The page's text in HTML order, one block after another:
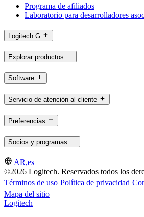
Programa de afiliados
Laboratorio para desarrolladores
Logitech G
Explorar productos
Software
Servicio de atención al cliente
Preferencias
Socios y programas
AR,es
©2026 Logitech. Reservados todos los
Términos de uso Política de privacidad
Mapa del sitio
Logitech